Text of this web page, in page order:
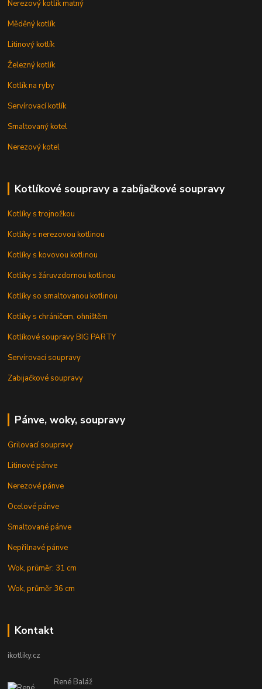
Nerezový kotlík matný
Měděný kotlík
Litinový kotlík
Železný kotlík
Kotlík na ryby
Servírovací kotlík
Smaltovaný kotel
Nerezový kotel
Kotlíkové soupravy a zabíjačkové soupravy
Kotlíky s trojnožkou
Kotlíky s nerezovou kotlinou
Kotlíky s kovovou kotlinou
Kotlíky s žáruvzdornou kotlinou
Kotlíky so smaltovanou kotlinou
Kotlíky s chráničem, ohništěm
Kotlíkové soupravy BIG PARTY
Servírovací soupravy
Zabijačkové soupravy
Pánve, woky, soupravy
Grilovací soupravy
Litinové pánve
Nerezové pánve
Ocelové pánve
Smaltované pánve
Nepřilnavé pánve
Wok, průměr: 31 cm
Wok, průměr 36 cm
Kontakt
ikotliky.cz
René Baláž